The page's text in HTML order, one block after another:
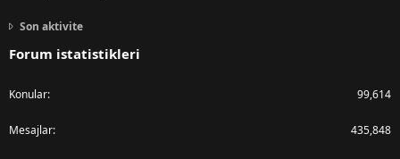
Son aktivite
Forum istatistikleri
Konular 99,614
Mesajlar 435,848